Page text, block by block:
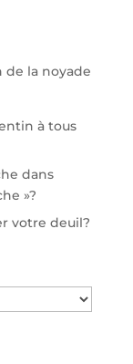
de la noyade
à tous
dans
»?
votre deuil?